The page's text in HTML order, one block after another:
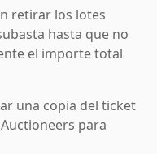
retirar los lotes
hasta que no
el importe total
una copia del ticket
para